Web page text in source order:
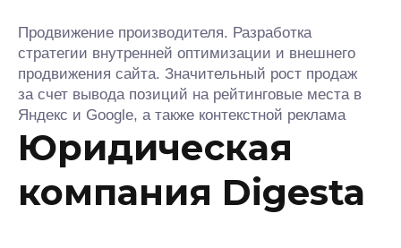
Продвижение производителя. Разработка
стратегии внутренней оптимизации и внешнего
продвижения сайта. Значительный рост продаж
за счет вывода позиций на рейтинговые места в
Яндекс и Google, а также контекстной реклама
Юридическая
компания Digesta